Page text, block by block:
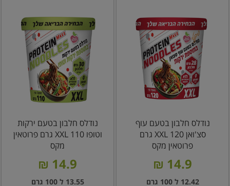
נודלס חלבון בטעם עוף
סצ'ואן XXL 120 גרם
פרוטאין מקס
14.9 ₪
12.42 ל 100 גרם
נודלס חלבון בטעם ירקות
וטופו XXL 110 גרם פרוטאין
מקס
14.9 ₪
13.55 ל 100 גרם